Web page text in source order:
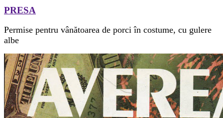
PRESA
Permise pentru vânătoarea de porci în costume, cu gulere
albe